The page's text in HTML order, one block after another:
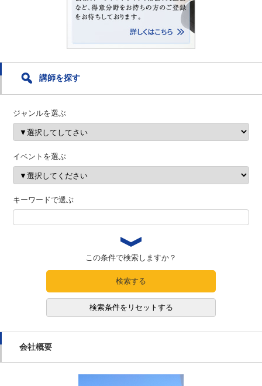
講師を探す
ジャンルを選ぶ
イベントを選ぶ
キーワードで選ぶ
この条件で検索しますか？
検索する
検索条件をリセットする
会社概要